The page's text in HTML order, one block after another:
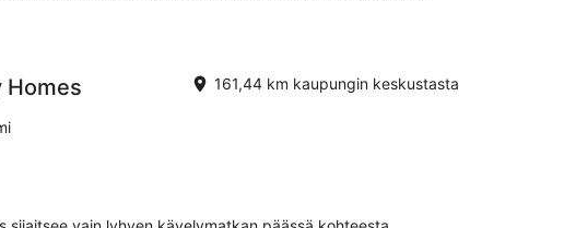
Homes 161,44 km kaupungin keskustasta